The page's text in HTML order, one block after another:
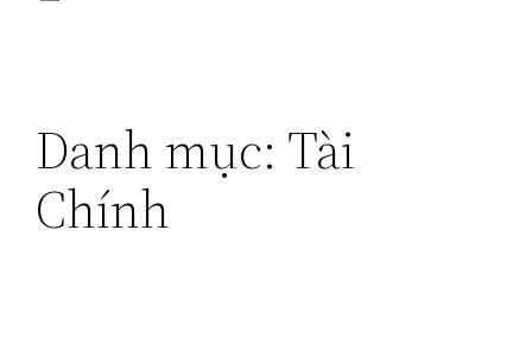
Danh mục: Tài
Chính